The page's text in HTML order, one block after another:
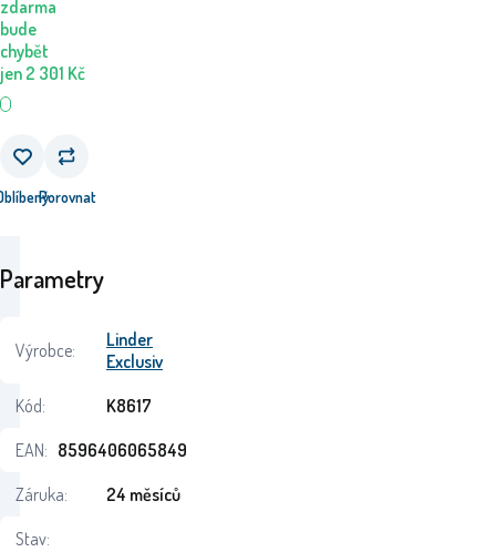
zdarma
bude
chybět
jen 2 301 Kč
Porovnat
Parametry
Výrobce:
Linder
Exclusiv
Kód:
K8617
EAN: 8596406065849
Záruka:
24 měsíců
Stav: